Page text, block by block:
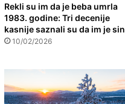
Rekli su im da je beba umrla
1983. godine: Tri decenije
kasnije saznali su da im je sin
10/02/2026